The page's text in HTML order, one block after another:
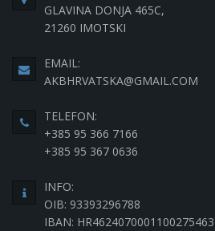
GLAVINA DONJA 465C,
21260 IMOTSKI
EMAIL:
AKBHRVATSKA@GMAIL.COM
TELEFON:
+385 95 366 7166
+385 95 367 0636
INFO:
OIB: 93393296788
IBAN: HR4624070001100275463